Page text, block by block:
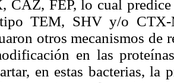
CAZ, FEP, lo cual
TEM, SHV y/o CTX-
otros mecanismos de
en las
en estas bacterias, la